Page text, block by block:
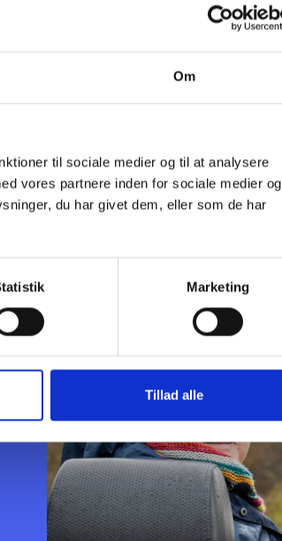
Om
til sociale medier og til at analysere
vores partnere inden for sociale medier og
du har givet dem, eller som de har
Marketing
Tillad alle